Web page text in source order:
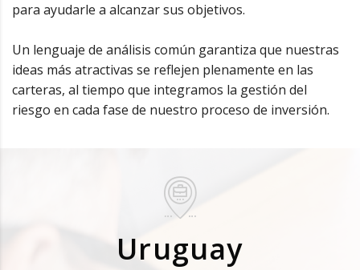
para ayudarle a alcanzar sus objetivos.
Un lenguaje de análisis común garantiza que nuestras
ideas más atractivas se reflejen plenamente en las
carteras, al tiempo que integramos la gestión del
riesgo en cada fase de nuestro proceso de inversión.
Uruguay